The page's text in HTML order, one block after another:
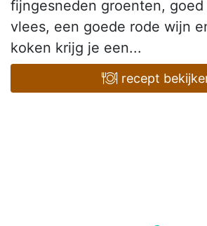
fijngesneden groenten,
vlees, een goede rode wijn
koken krijg je een...
recept